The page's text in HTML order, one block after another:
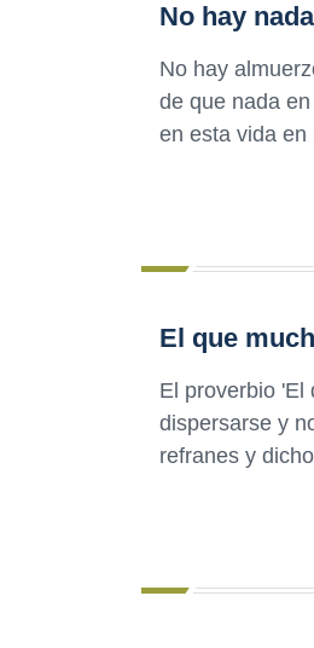
No hay
No hay
de que nada
en esta vida
El que
El proverbio 'El
dispersarse y
refranes y